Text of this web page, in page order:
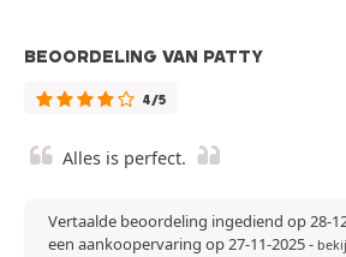
BEOORDELING VAN PATTY
4/5
Alles is perfect.
Vertaalde beoordeling ingediend op 28-
een aankoopervaring op 27-11-2025-